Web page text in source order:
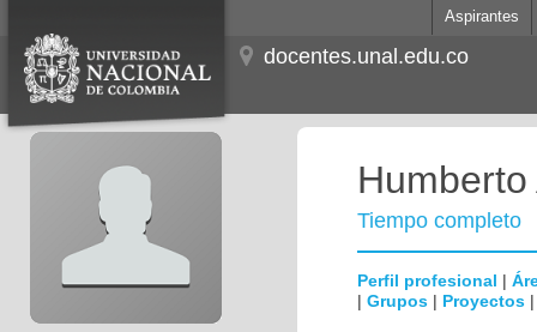
Aspirantes
docentes.unal.edu.co
Tiempo completo
Perfil profesional |
| Grupos | Proyectos